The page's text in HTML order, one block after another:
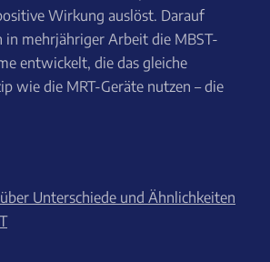
Wirkung auslöst. Darauf
mehrjähriger Arbeit die MBST-
entwickelt, die das gleiche
wie die MRT-Geräte nutzen – die
Unterschiede und Ähnlichkeiten